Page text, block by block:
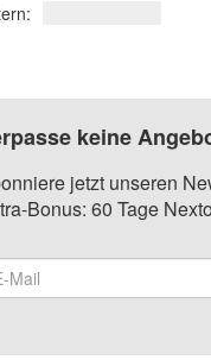
keine
jetzt unseren
Bonus: 60 Tage